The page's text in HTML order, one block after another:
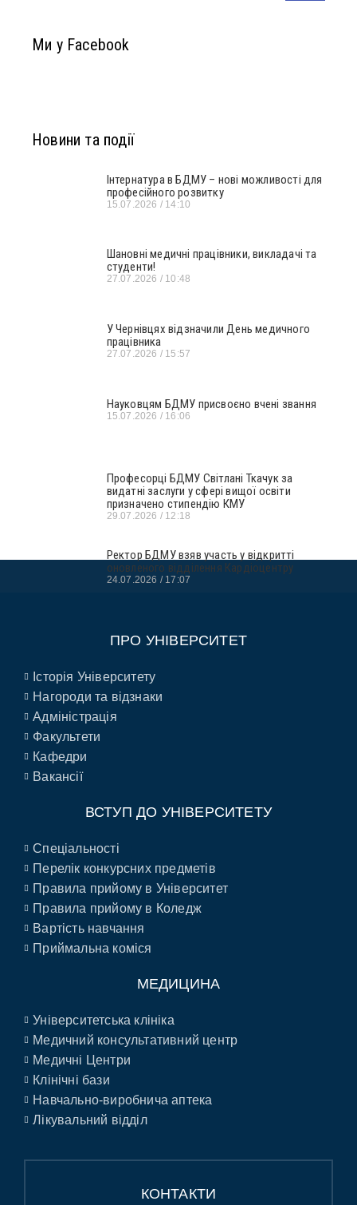
Ми у Facebook
Новини та події
Інтернатура в БДМУ – нові можливості для
професійного розвитку
15.07.2026 14:10
Шановні медичні працівники, викладачі та
студенти!
27.07.2026 10:48
У Чернівцях відзначили День медичного
працівника
27.07.2026 15:57
Науковцям БДМУ присвоєно вчені звання
15.07.2026 16:06
Професорці БДМУ Світлані Ткачук за
видатні заслуги у сфері вищої освіти
призначено стипендію КМУ
29.07.2026 12:18
Ректор БДМУ взяв участь у відкритті
оновленого відділення Кардіоцентру
24.07.2026 17:07
ПРО УНІВЕРСИТЕТ
Історія Університету
Нагороди та відзнаки
Адміністрація
Факультети
Кафедри
Вакансії
ВСТУП ДО УНІВЕРСИТЕТУ
Спеціальності
Перелік конкурсних предметів
Правила прийому в Університет
Правила прийому в Коледж
Вартість навчання
Приймальна коміся
МЕДИЦИНА
Університетська клініка
Медичний консультативний центр
Медичні Центри
Клінічні бази
Навчально-виробнича аптека
Лікувальний відділ
КОНТАКТИ